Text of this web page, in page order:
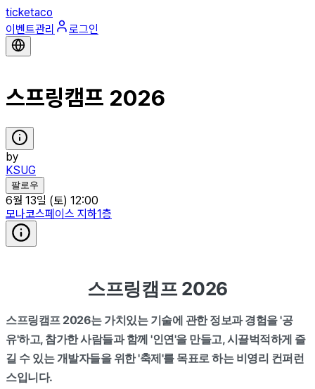
ticketaco
이벤트관리
로그인
스프링캠프 2026
by
KSUG
팔로우
6월 13일 (토) 12:00
모나코스페이스 지하1층
스프링캠프 2026
스프링캠프 2026는 가치있는 기술에 관한 정보과 경험을 '공
유'하고, 참가한 사람들과 함께 '인연'을 만들고, 시끌벅적하게 즐
길 수 있는 개발자들을 위한 '축제'를 목표로 하는 비영리 컨퍼런
스입니다.